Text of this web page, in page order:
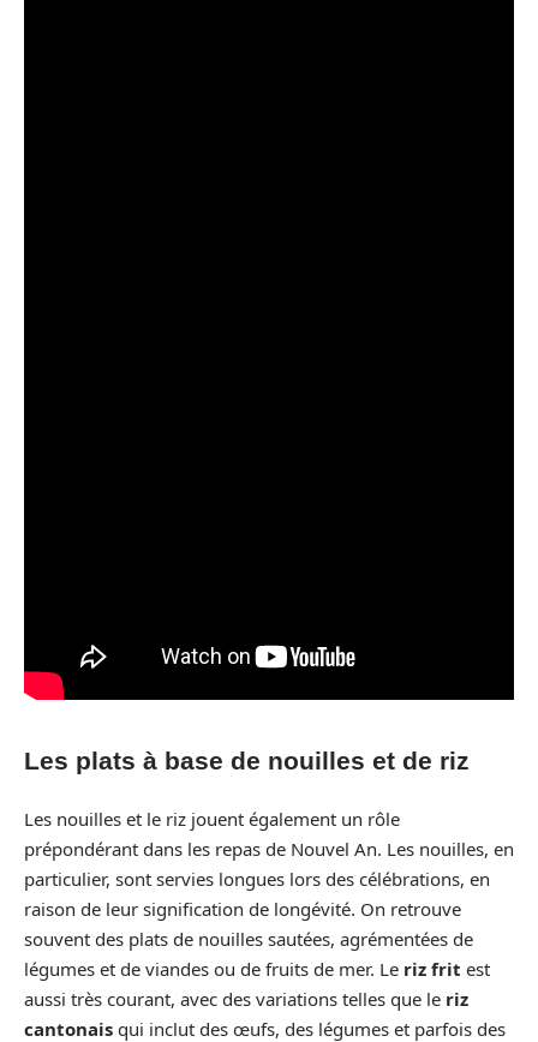
Les plats à base de nouilles et de riz
Les nouilles et le riz jouent également un rôle
prépondérant dans les repas de Nouvel An. Les nouilles, en
particulier, sont servies longues lors des célébrations, en
raison de leur signification de longévité. On retrouve
souvent des plats de nouilles sautées, agrémentées de
légumes et de viandes ou de fruits de mer. Le riz frit est
aussi très courant, avec des variations telles que le riz
cantonais qui inclut des œufs, des légumes et parfois des